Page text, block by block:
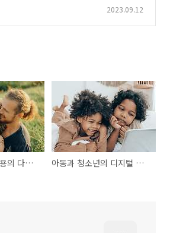
2023.09.12
부모-자녀 상호작용의 다각적 차원: 다양한 상호작용 패턴 아동과 청소년의 디지털 미디어 사용: 무한한 정보와 엔터테인먼트의 세계